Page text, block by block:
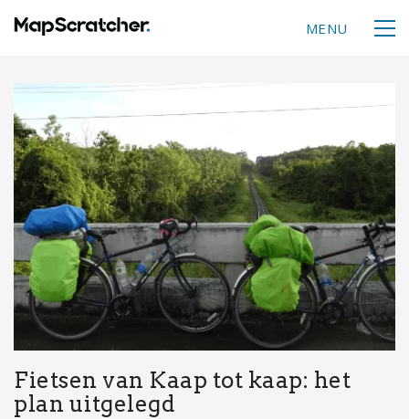
MENU
Fietsen van Kaap tot kaap: het
plan uitgelegd